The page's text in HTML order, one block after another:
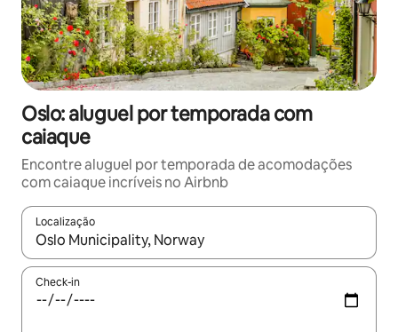
Oslo: aluguel por temporada com
caiaque
Encontre aluguel por temporada de acomodações
com caiaque incríveis no Airbnb
Localização
Quando os resultados estiverem disponíveis, explore-os
Check-in